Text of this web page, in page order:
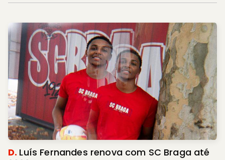
D. Luís Fernandes renova com SC Braga até